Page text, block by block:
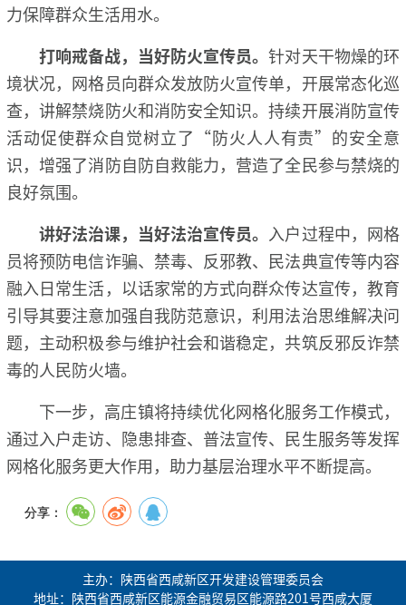
力保障群众生活用水。
打响戒备战，当好防火宣传员。针对天干物燥的环
境状况，网格员向群众发放防火宣传单，开展常态化巡
查，讲解禁烧防火和消防安全知识。持续开展消防宣传
活动促使群众自觉树立了“防火人人有责”的安全意
识，增强了消防自防自救能力，营造了全民参与禁烧的
良好氛围。
讲好法治课，当好法治宣传员。 入户过程中，网格
员将预防电信诈骗、禁毒、反邪教、民法典宣传等内容
融入日常生活，以话家常的方式向群众传达宣传，教育
引导其要注意加强自我防范意识，利用法治思维解决问
题，主动积极参与维护社会和谐稳定，共筑反邪反诈禁
毒的人民防火墙。
下一步，高庄镇将持续优化网格化服务工作模式，
通过入户走访、隐患排查、普法宣传、民生服务等发挥
网格化服务更大作用，助力基层治理水平不断提高。
分享：
主办：陕西省西咸新区开发建设管理委员会
地址：陕西省西咸新区能源金融贸易区能源路201号西咸大厦